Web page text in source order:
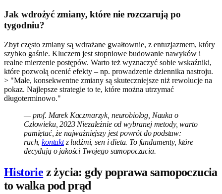
Jak wdrożyć zmiany, które nie rozczarują po
tygodniu?
Zbyt często zmiany są wdrażane gwałtownie, z entuzjazmem, który
szybko gaśnie. Kluczem jest stopniowe budowanie nawyków i
realne mierzenie postępów. Warto też wyznaczyć sobie wskaźniki,
które pozwolą ocenić efekty – np. prowadzenie dziennika nastroju.
> "Małe, konsekwentne zmiany są skuteczniejsze niż rewolucje na
pokaz. Najlepsze strategie to te, które można utrzymać
długoterminowo."
— prof. Marek Kaczmarzyk, neurobiolog, Nauka o
Człowieku, 2023 Niezależnie od wybranej metody, warto
pamiętać, że najważniejszy jest powrót do podstaw:
ruch,kontaktz ludźmi, sen i dieta. To fundamenty, które
decydują o jakości Twojego samopoczucia.
Historie z życia: gdy poprawa samopoczucia
to walka pod prąd